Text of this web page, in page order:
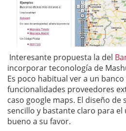
Interesante propuesta la del
incorporar teconología de
Es poco habitual ver a un
funcionalidades proveedores
caso google maps. El diseño de
sencillo y bastante claro para
bueno a su favor.